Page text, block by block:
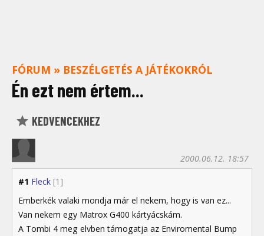
FÓRUM » BESZÉLGETÉS A JÁTÉKOKRÓL
Én ezt nem értem...
KEDVENCEKHEZ
#1 Fleck [1]
2000.06.12. 18:57
Emberkék valaki mondja már el nekem, hogy is van ez...
Van nekem egy Matrox G400 kártyácskám.
A Tombi 4 meg elvben támogatja az Enviromental Bump